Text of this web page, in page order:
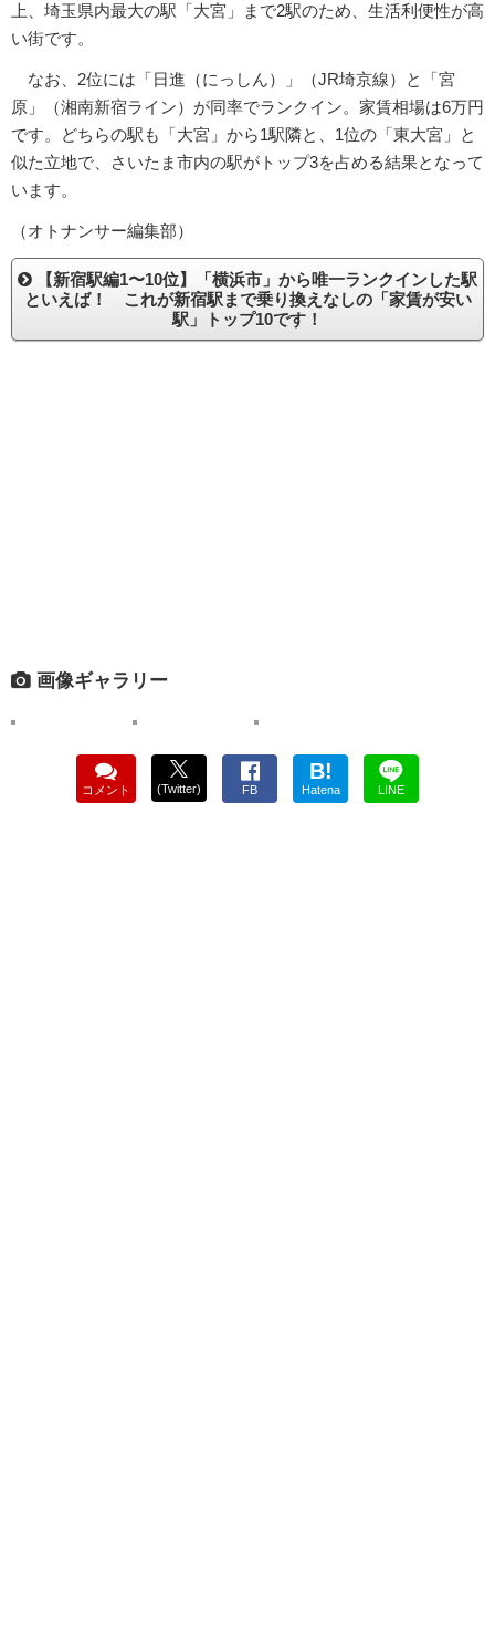
上、埼玉県内最大の駅「大宮」まで2駅のため、生活利便性が高
い街です。
なお、2位には「日進（にっしん）」（JR埼京線）と「宮
原」（湘南新宿ライン）が同率でランクイン。家賃相場は6万円
です。どちらの駅も「大宮」から1駅隣と、1位の「東大宮」と
似た立地で、さいたま市内の駅がトップ3を占める結果となって
います。
（オトナンサー編集部）
【新宿駅編1〜10位】「横浜市」から唯一ランクインした駅
といえば！ これが新宿駅まで乗り換えなしの「家賃が安い
駅」トップ10です！
画像ギャラリー
コメント (Twitter) FB
B!
Hatena LINE